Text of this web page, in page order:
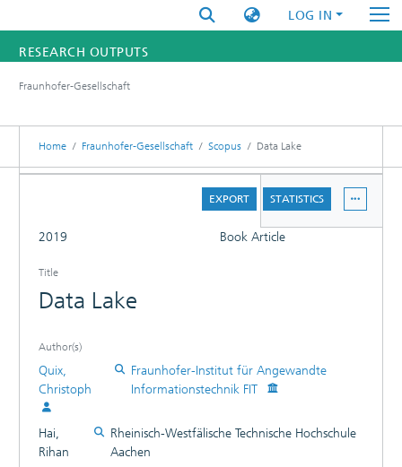
LOG IN
RESEARCH OUTPUTS
RESEARCHERS
Fraunhofer-Gesellschaft
Home Fraunhofer-Gesellschaft Scopus Data Lake
EXPORT STATISTICS
2019 Book Article
Title
Data Lake
Author(s)
Quix,
Christoph
Fraunhofer-Institut für Angewandte
Informationstechnik FIT
Hai,
Rihan
Rheinisch-Westfälische Technische Hochschule
Aachen